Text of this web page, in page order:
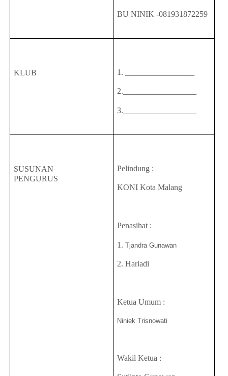
BU NINIK -081931872259
KLUB 1. _________________
2.__________________
3.__________________
SUSUNAN
PENGURUS
Pelindung :
KONI Kota Malang
Penasihat :
1.Tjandra Gunawan
2. Hariadi
Ketua Umum :
Niniek Trisnowati
Wakil Ketua :